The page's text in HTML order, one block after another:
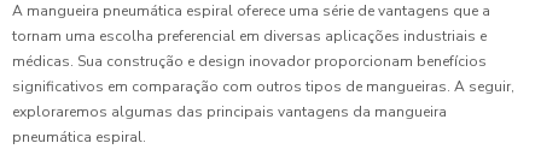
A mangueira pneumática espiral oferece uma série de vantagens que a
tornam uma escolha preferencial em diversas aplicações industriais e
médicas. Sua construção e design inovador proporcionam benefícios
significativos em comparação com outros tipos de mangueiras. A seguir,
exploraremos algumas das principais vantagens da mangueira
pneumática espiral.